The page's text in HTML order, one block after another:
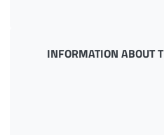
INFORMATION ABOUT